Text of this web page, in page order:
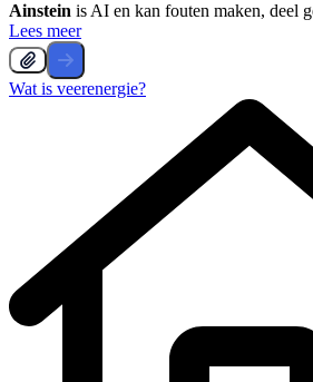
Ainstein is AI en kan fouten maken, deel
Lees meer
Wat is veerenergie?